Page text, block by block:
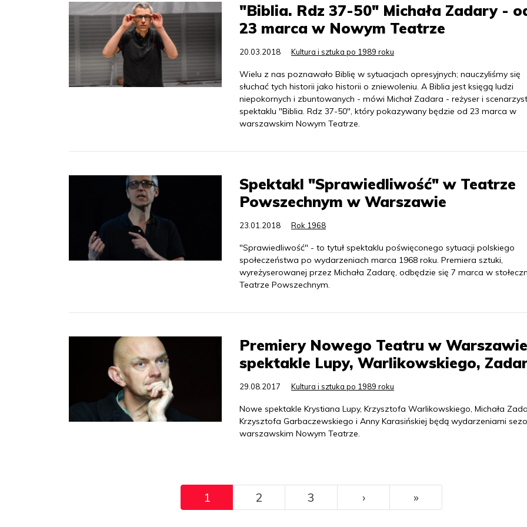
"Biblia. Rdz 37-50" Michała Zadary -
23 marca w Nowym Teatrze
20.03.2018 Kultura i sztuka po 1989 roku
Wielu z nas poznawało Biblię w sytuacjach opresyjnych; nauczyliśmy się
słuchać tych historii jako historii o zniewoleniu. A Biblia jest księgą ludzi
niepokornych i zbuntowanych - mówi Michał Zadara - reżyser i
spektaklu "Biblia. Rdz 37-50", który pokazywany będzie od 23 marca w
warszawskim Nowym Teatrze.
Spektakl "Sprawiedliwość" w Teatrze
Powszechnym w Warszawie
23.01.2018 Rok 1968
"Sprawiedliwość" - to tytuł spektaklu poświęconego sytuacji polskiego
społeczeństwa po wydarzeniach marca 1968 roku. Premiera sztuki,
wyreżyserowanej przez Michała Zadarę, odbędzie się 7 marca w
Teatrze Powszechnym.
Premiery Nowego Teatru w
spektakle Lupy, Warlikowskiego,
29.08.2017 Kultura i sztuka po 1989 roku
Nowe spektakle Krystiana Lupy, Krzysztofa Warlikowskiego, Michała
Krzysztofa Garbaczewskiego i Anny Karasińskiej będą wydarzeniami
warszawskim Nowym Teatrze.
1 2 3 ››› »Ostatni